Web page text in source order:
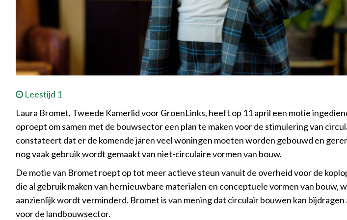
Leestijd 1
Laura Bromet, Tweede Kamerlid voor GroenLinks, heeft op 11 april een motie
oproept om samen met de bouwsector een plan te maken voor de stimulering van
constateert dat er de komende jaren veel woningen moeten worden gebouwd en
nog vaak gebruik wordt gemaakt van niet-circulaire vormen van bouw.
De motie van Bromet roept op tot meer actieve steun vanuit de overheid voor de
die al gebruik maken van hernieuwbare materialen en conceptuele vormen van bouw,
aanzienlijk wordt verminderd. Bromet is van mening dat circulair bouwen kan
voor de landbouwsector.